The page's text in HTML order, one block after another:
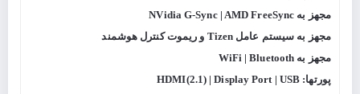
مجهز به NVidia G-Sync | AMD FreeSync
مجهز به سیستم عامل Tizen و ریموت کنترل هوشمند
مجهز به WiFi | Bluetooth
پورتها: HDMI(2.1) | Display Port | USB